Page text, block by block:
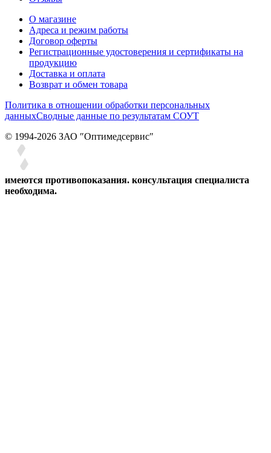
О магазине
Адреса и режим работы
Договор оферты
Регистрационные удостоверения и сертификаты на
продукцию
Доставка и оплата
Возврат и обмен товара
Политика в отношении обработки персональных
данныхСводные данные по результатам СОУТ
© 1994-2026 ЗАО ″Оптимедсервис″
имеются противопоказания. консультация специалиста
необходима.